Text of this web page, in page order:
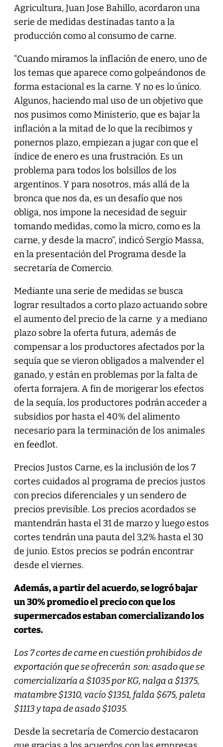
Agricultura, Juan Jose Bahillo, acordaron una
serie de medidas destinadas tanto a la
producción como al consumo de carne.
“Cuando miramos la inflación de enero, uno de
los temas que aparece como golpeándonos de
forma estacional es la carne. Y no es lo único.
Algunos, haciendo mal uso de un objetivo que
nos pusimos como Ministerio, que es bajar la
inflación a la mitad de lo que la recibimos y
ponernos plazo, empiezan a jugar con que el
índice de enero es una frustración. Es un
problema para todos los bolsillos de los
argentinos. Y para nosotros, más allá de la
bronca que nos da, es un desafío que nos
obliga, nos impone la necesidad de seguir
tomando medidas, como la micro, como es la
carne, y desde la macro”, indicó Sergio Massa,
en la presentación del Programa desde la
secretaría de Comercio.
Mediante una serie de medidas se busca
lograr resultados a corto plazo actuando sobre
el aumento del precio de la carne y a mediano
plazo sobre la oferta futura, además de
compensar a los productores afectados por la
sequía que se vieron obligados a malvender el
ganado, y están en problemas por la falta de
oferta forrajera. A fin de morigerar los efectos
de la sequía, los productores podrán acceder a
subsidios por hasta el 40% del alimento
necesario para la terminación de los animales
en feedlot.
Precios Justos Carne, es la inclusión de los 7
cortes cuidados al programa de precios justos
con precios diferenciales y un sendero de
precios previsible. Los precios acordados se
mantendrán hasta el 31 de marzo y luego estos
cortes tendrán una pauta del 3,2% hasta el 30
de junio. Estos precios se podrán encontrar
desde el viernes.
Además, a partir del acuerdo, se logró bajar
un 30% promedio el precio con que los
supermercados estaban comercializando los
cortes.
Los 7 cortes de carne en cuestión prohibidos de
exportación que se ofrecerán son: asado que se
comercializaría a $1035 por KG, nalga a $1375,
matambre $1310, vacío $1351, falda $675, paleta
$1113 y tapa de asado $1035.
Desde la secretaría de Comercio destacaron